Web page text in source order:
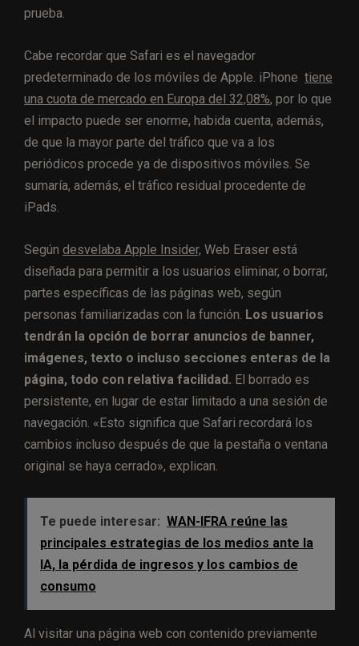
prueba.
Cabe recordar que Safari es el navegador
predeterminado de los móviles de Apple. iPhone tiene
una cuota de mercado en Europa del 32,08%, por lo que
el impacto puede ser enorme, habida cuenta, además,
de que la mayor parte del tráfico que va a los
periódicos procede ya de dispositivos móviles. Se
sumaría, además, el tráfico residual procedente de
iPads.
Según desvelaba Apple Insider, Web Eraser está
diseñada para permitir a los usuarios eliminar, o borrar,
partes específicas de las páginas web, según
personas familiarizadas con la función. Los usuarios
tendrán la opción de borrar anuncios de banner,
imágenes, texto o incluso secciones enteras de la
página, todo con relativa facilidad. El borrado es
persistente, en lugar de estar limitado a una sesión de
navegación. «Esto significa que Safari recordará los
cambios incluso después de que la pestaña o ventana
original se haya cerrado», explican.
Te puede interesar: WAN-IFRA reúne las
principales estrategias de los medios ante la
IA, la pérdida de ingresos y los cambios de
consumo
Al visitar una página web con contenido previamente